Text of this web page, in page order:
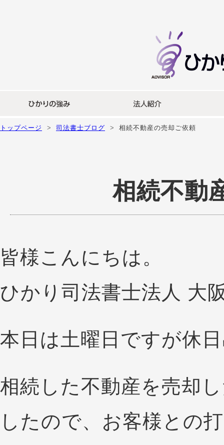
トップページ 司法書士ブログ 相続不動産の売却ご依頼
相続不動
皆様こんにちは。
ひかり司法書士法人 大
本日は土曜日ですが休
相続した不動産を売却
したので、お客様との